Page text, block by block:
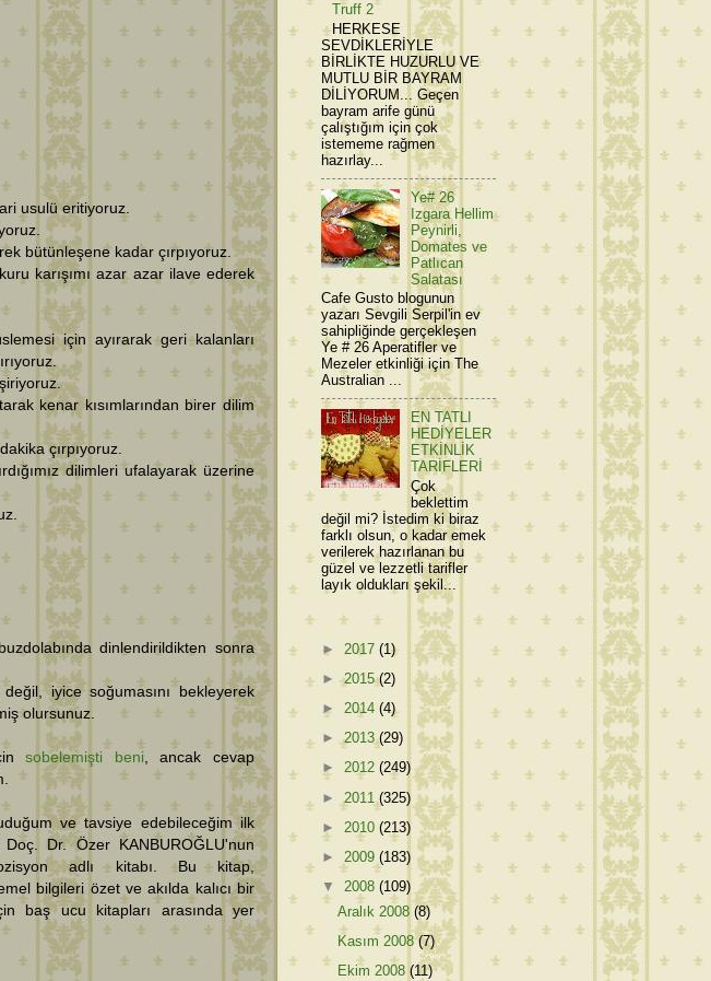
usulü eritiyoruz.
bütünleşene kadar çırpıyoruz.
karışımı azar azar ilave ederek
için ayırarak geri kalanları
kenar kısımlarından birer dilim
çırpıyoruz.
dilimleri ufalayarak üzerine
dinlendirildikten sonra
iyice soğumasını bekleyerek
olursunuz.
sobelemişti beni, ancak cevap
ve tavsiye edebileceğim ilk
Dr. Özer KANBUROĞLU'nun
adlı kitabı. Bu kitap,
bilgileri özet ve akılda kalıcı bir
baş ucu kitapları arasında yer
Truff 2
HERKESE
SEVDİKLERİYLE
BİRLİKTE HUZURLU VE
MUTLU BİR BAYRAM
DİLİYORUM... Geçen
bayram arife günü
çalıştığım için çok
istememe rağmen
hazırlay...
Ye# 26
Izgara Hellim
Peynirli,
Domates ve
Patlıcan
Salatası
Cafe Gusto blogunun
yazarı Sevgili Serpil'in ev
sahipliğinde gerçekleşen
Ye # 26 Aperatifler ve
Mezeler etkinliği için The
Australian ...
EN TATLI
HEDİYELER
ETKİNLİK
TARİFLERİ
Çok
beklettim
değil mi? İstedim ki biraz
farklı olsun, o kadar emek
verilerek hazırlanan bu
güzel ve lezzetli tarifler
layık oldukları şekil...
► 2017 (1)
►2015(2)
► 2014 (4)
►2013(29)
► 2012 (249)
►2011(325)
► 2010 (213)
► 2009 (183)
▼ 2008 (109)
Aralık 2008(8)
Kasım 2008(7)
Ekim 2008(11)